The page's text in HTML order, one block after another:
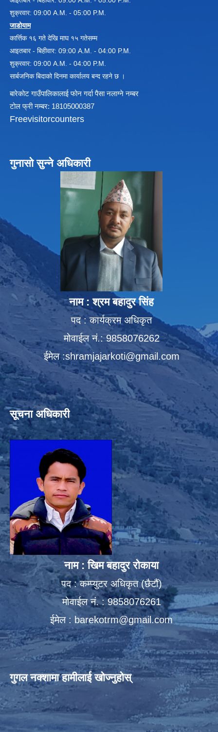
विधायन समिति निर्णयहरु
न्यायिक समिति निर्णयहरु
सामाजिक विकास समिति निर्णयहरु
शुक्रवार: 09:00 A.M. - 05:00 P.M.
जाडोयाम
कार्त्तिक १६ गते देखि माघ १५ गतेसम्म
आइतबार - बिहीवार: 09:00 A.M. - 04:00 P.M.
शुक्रवार: 09:00 A.M. - 04:00 P.M.
सार्बजनिक बिदाको दिनमा कार्यालय बन्द रहने छ ।
बारेकोट गाउँपालिकालाई फोन गर्दा पैसा नलाग्ने नम्बर
टोल फ्री नम्बर: 18105000387
Freevisitorcounters
गुनासो सुन्ने अधिकारी
नाम : श्रम बहादुर सिंह
पद : कार्यक्रम अधिकृत
मोवाईल नं.: 9858076262
ईमेल :shramjajarkoti@gmail.com
सूचना अधिकारी
नाम : खिम बहादुर रोकाया
पद : कम्प्युटर अधिकृत (छैटौं)
मोवाईल नं. : 9858076261
ईमेल : barekotrm@gmail.com
गुगल नक्शामा हामीलाई खोज्नुहोस्